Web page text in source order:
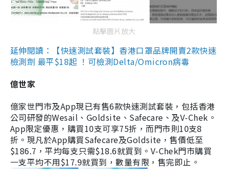
點擊圖片放大
延伸閱讀：【快速測試套裝】香港口罩品牌開賣2款快速
檢測劑 最平$18起 ！可檢測Delta/Omicron病毒
億世家
億家世門市及App現已有售6款快速測試套裝，包括香港
公司研發的Wesail、Goldsite、Safecare、及V-Chek。
App限定優惠，購買10支可享75折，而門市則10支8
折。現凡於App購買Safecare及Goldsite，售價低至
$186.7，平均每支只需$18.6就買到。V-Chek門市購買
一支平均不用$17.9就買到，數量有限，售完即止。